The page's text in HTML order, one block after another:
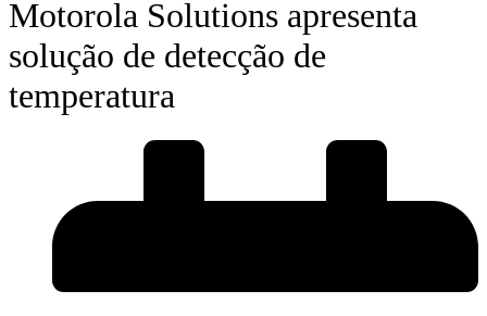
Motorola Solutions apresenta
solução de detecção de
temperatura